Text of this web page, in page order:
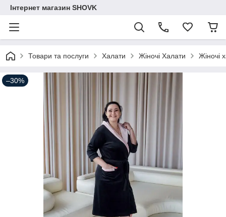
Інтернет магазин SHOVK
Товари та послуги Халати Жіночі Халати Жіночі
–30%